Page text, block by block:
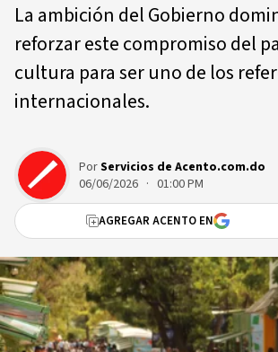
La ambición del Gobierno
reforzar este compromiso del
cultura para ser uno de los
internacionales.
PorServicios de Acento.com.do
06/06/2026 · 01:00 PM
AGREGAR ACENTO EN